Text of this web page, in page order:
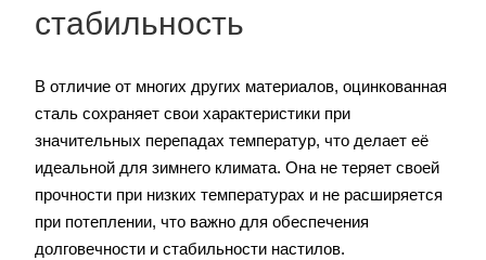
стабильность
В отличие от многих других материалов, оцинкованная
сталь сохраняет свои характеристики при
значительных перепадах температур, что делает её
идеальной для зимнего климата. Она не теряет своей
прочности при низких температурах и не расширяется
при потеплении, что важно для обеспечения
долговечности и стабильности настилов.